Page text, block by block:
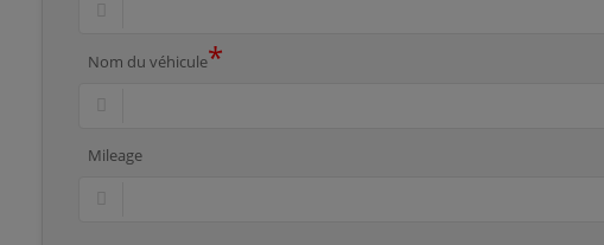
Nom du véhicule*
Mileage